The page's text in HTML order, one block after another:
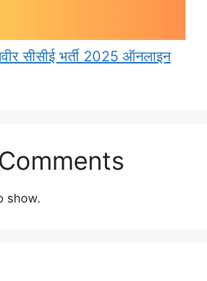
सीसीई भर्ती 2025 ऑनलाइन
show.